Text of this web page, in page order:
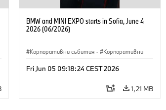
BMW and MINI EXPO starts in Sofia, June 4
2026 (06/2026)
Корпоративни събития · Корпоративни
Fri Jun 05 09:18:24 CEST 2026
1,21 MB